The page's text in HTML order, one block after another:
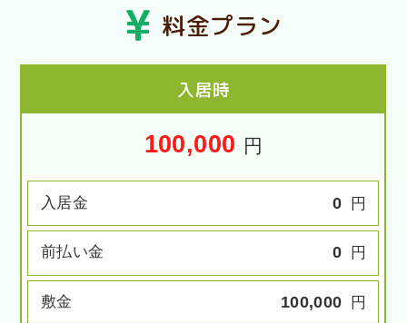
料金プラン
入居時
100,000 円
入居金 0 円
前払い金 0 円
敷金 100,000 円